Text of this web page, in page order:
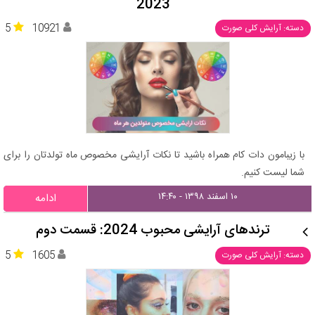
2023
دسته: آرایش کلی صورت 5 10921
با زیبامون دات کام همراه باشید تا نکات آرایشی مخصوص ماه تولدتان را برای
شما لیست کنیم.
۱۰ اسفند ۱۳۹۸ - ۱۴:۴۰ ادامه
ترندهای آرایشی محبوب 2024: قسمت دوم
دسته: آرایش کلی صورت 5 1605